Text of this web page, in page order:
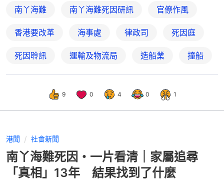
南丫海難 南丫海難死因研訊 官僚作風
香港要改革 海事處 律政司 死因庭
死因聆訊 運輸及物流局 造船業 撞船
9 0 4 0 1
港聞 社會新聞
南丫海難死因・一片看清｜家屬追尋
「真相」13年 結果找到了什麼